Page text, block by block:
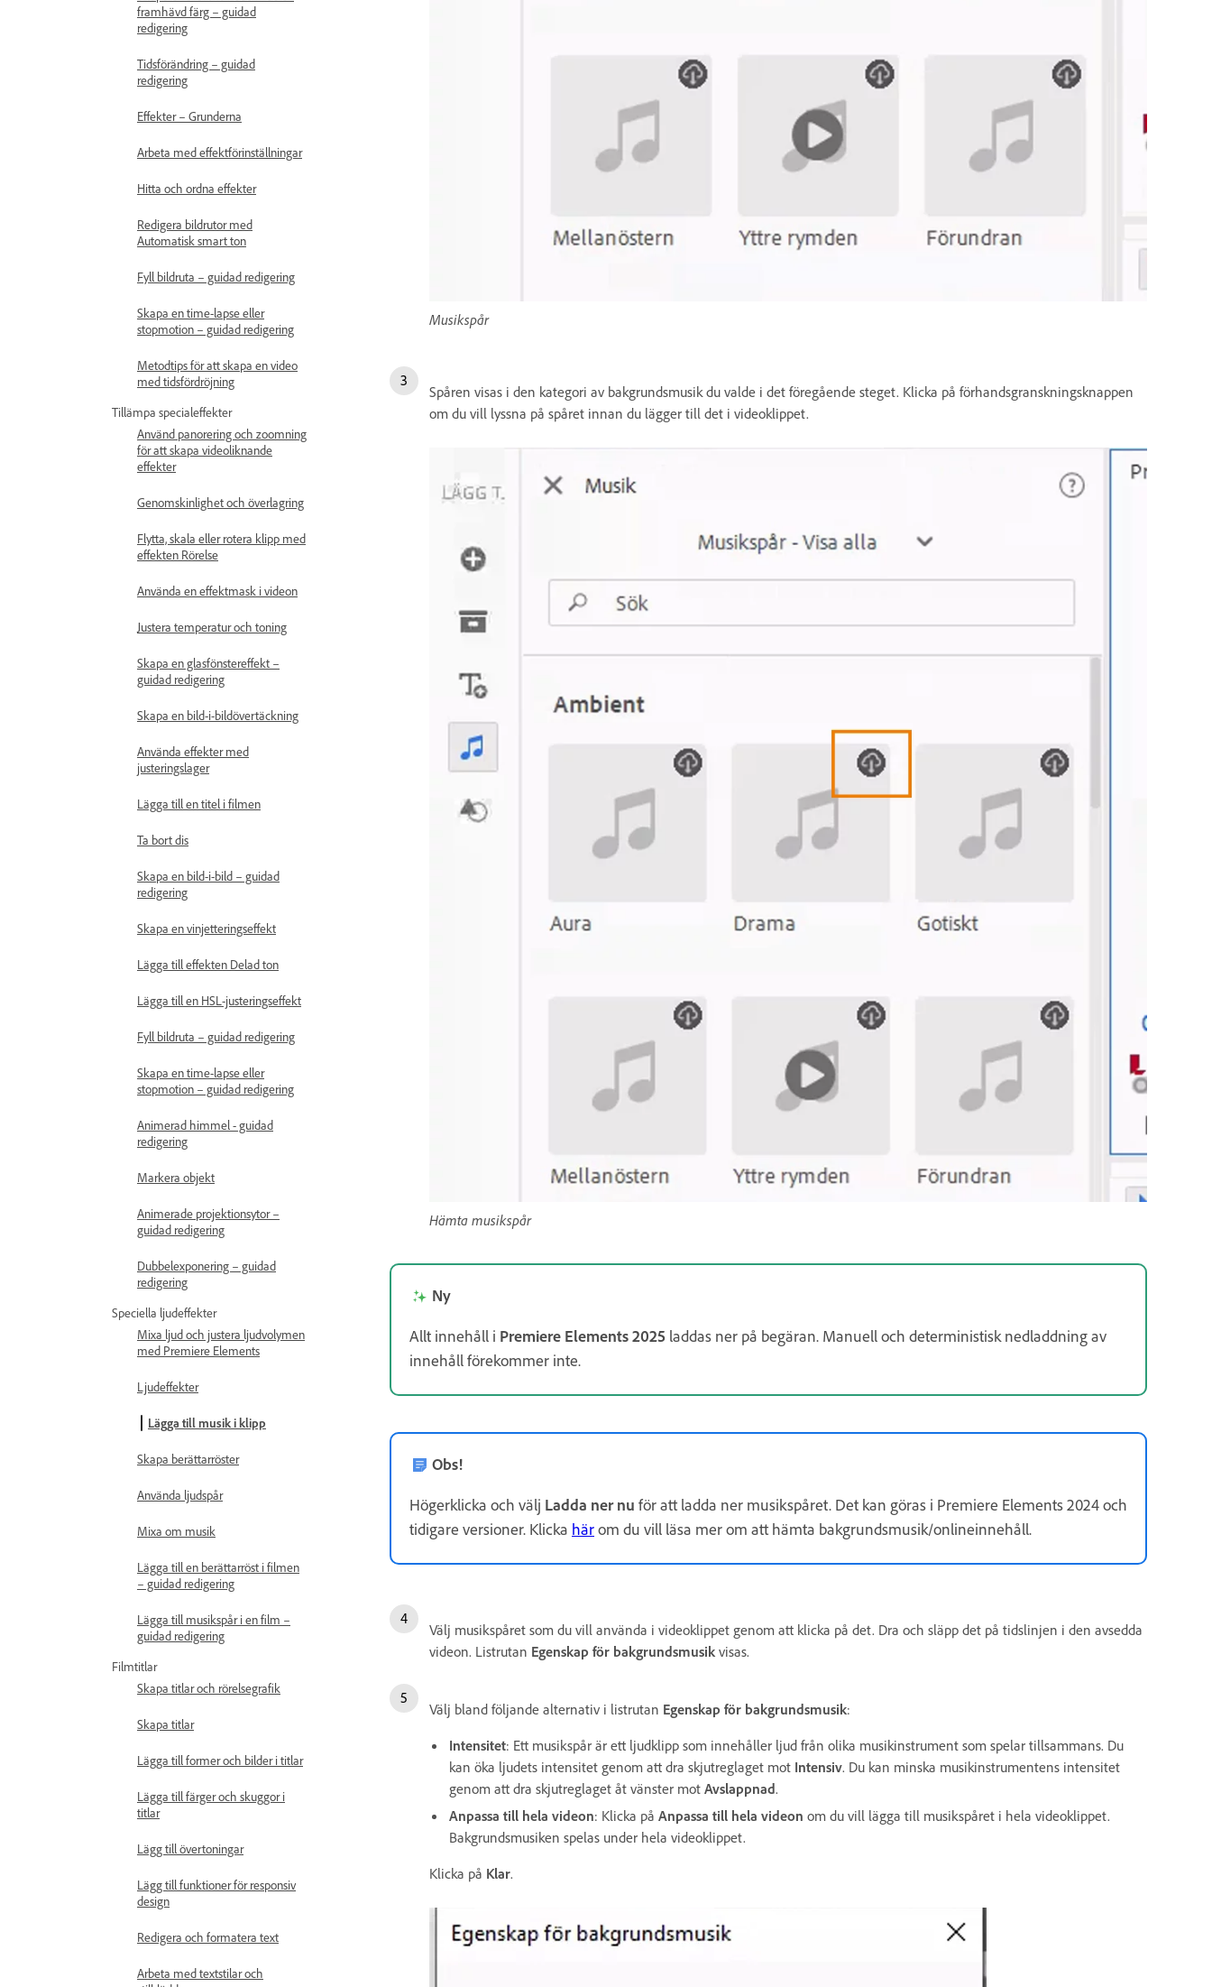
framhävd färg – guidad
redigering
Tidsförändring – guidad
redigering
Effekter – Grunderna
Arbeta med effektförinställningar
Hitta och ordna effekter
Redigera bildrutor med
Automatisk smart ton
Fyll bildruta – guidad redigering
Skapa en time-lapse eller
stopmotion – guidad redigering
Metodtips för att skapa en video
med tidsfördröjning
Tillämpa specialeffekter
Använd panorering och zoomning
för att skapa videoliknande
effekter
Genomskinlighet och överlagring
Flytta, skala eller rotera klipp med
effekten Rörelse
Använda en effektmask i videon
Justera temperatur och toning
Skapa en glasfönstereffekt –
guidad redigering
Skapa en bild-i-bildövertäckning
Använda effekter med
justeringslager
Lägga till en titel i filmen
Ta bort dis
Skapa en bild-i-bild – guidad
redigering
Skapa en vinjetteringseffekt
Lägga till effekten Delad ton
Lägga till en HSL-justeringseffekt
Fyll bildruta – guidad redigering
Skapa en time-lapse eller
stopmotion – guidad redigering
Animerad himmel - guidad
redigering
Markera objekt
Animerade projektionsytor –
guidad redigering
Dubbelexponering – guidad
redigering
Speciella ljudeffekter
Mixa ljud och justera ljudvolymen
med Premiere Elements
Ljudeffekter
Lägga till musik i klipp
Skapa berättarröster
Använda ljudspår
Mixa om musik
Lägga till en berättarröst i filmen
– guidad redigering
Lägga till musikspår i en film –
guidad redigering
Filmtitlar
Skapa titlar och rörelsegrafik
Skapa titlar
Lägga till former och bilder i titlar
Lägga till färger och skuggor i
titlar
Lägg till övertoningar
Lägg till funktioner för responsiv
design
Redigera och formatera text
Arbeta med textstilar och
Musikspår
Spåren visas i den kategori av bakgrundsmusik du valde i det föregående steget. Klicka på förhandsgranskningsknappen
om du vill lyssna på spåret innan du lägger till det i videoklippet.
Hämta musikspår
Ny
Allt innehåll i Premiere Elements 2025 laddas ner på begäran. Manuell och deterministisk nedladdning av
innehåll förekommer inte.
Obs!
Högerklicka och välj Ladda ner nu för att ladda ner musikspåret. Det kan göras i Premiere Elements 2024 och
tidigare versioner. Klicka härom du vill läsa mer om att hämta bakgrundsmusik/onlineinnehåll.
Välj musikspåret som du vill använda i videoklippet genom att klicka på det. Dra och släpp det på tidslinjen i den avsedda
videon. Listrutan Egenskap för bakgrundsmusik visas.
Välj bland följande alternativ i listrutan Egenskap för bakgrundsmusik:
Intensitet: Ett musikspår är ett ljudklipp som innehåller ljud från olika musikinstrument som spelar tillsammans. Du
kan öka ljudets intensitet genom att dra skjutreglaget mot Intensiv. Du kan minska musikinstrumentens intensitet
genom att dra skjutreglaget åt vänster mot Avslappnad.
Anpassa till hela videon: Klicka på Anpassa till hela videon om du vill lägga till musikspåret i hela videoklippet.
Bakgrundsmusiken spelas under hela videoklippet.
Klicka på Klar.